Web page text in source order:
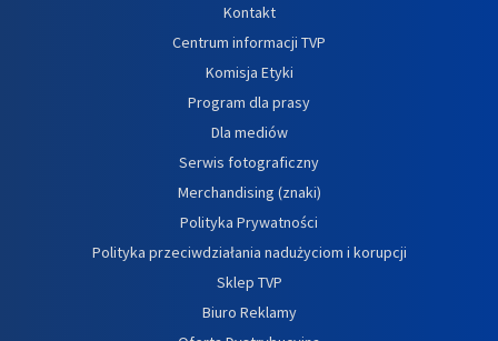
Kontakt
Centrum informacji TVP
Komisja Etyki
Program dla prasy
Dla mediów
Serwis fotograficzny
Merchandising (znaki)
Polityka Prywatności
Polityka przeciwdziałania nadużyciom i korupcji
Sklep TVP
Biuro Reklamy